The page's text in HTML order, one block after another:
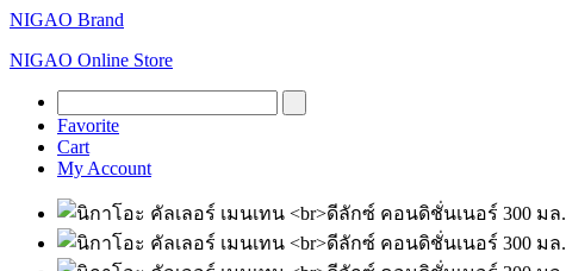
NIGAO Brand
NIGAO Online Store
Favorite
Cart
My Account